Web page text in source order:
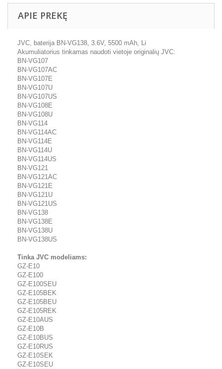
APIE PREKĘ
JVC, baterija BN-VG138, 3.6V, 5500 mAh, Li
Akumuliatorius tinkamas naudoti vietoje originalių JVC:
BN-VG107
BN-VG107AC
BN-VG107E
BN-VG107U
BN-VG107US
BN-VG108E
BN-VG108U
BN-VG114
BN-VG114AC
BN-VG114E
BN-VG114U
BN-VG114US
BN-VG121
BN-VG121AC
BN-VG121E
BN-VG121U
BN-VG121US
BN-VG138
BN-VG138E
BN-VG138U
BN-VG138US
Tinka JVC modeliams:
GZ-E10
GZ-E100
GZ-E100SEU
GZ-E105BEK
GZ-E105BEU
GZ-E105REK
GZ-E10AUS
GZ-E10B
GZ-E10BUS
GZ-E10RUS
GZ-E10SEK
GZ-E10SEU